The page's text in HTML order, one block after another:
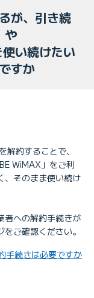
が、引き続
や
い続けたい
すか
約することで、
WiMAX」をご利
、そのまま使い続け
者への解約手続きが
ご確認ください。
手続きは必要ですか